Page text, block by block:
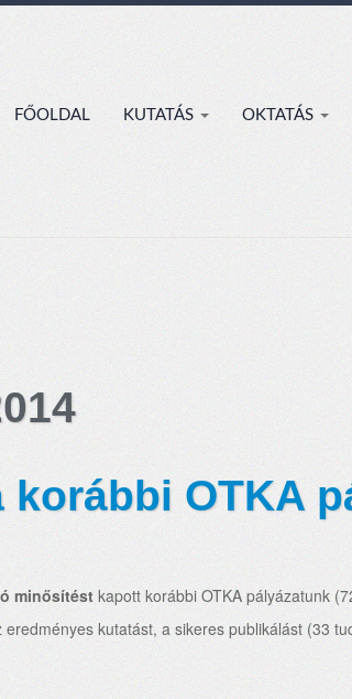
FŐOLDAL KUTATÁS OKTATÁS
OTKA
minősítést kapott korábbi OTKA pályázatunk
kutatást, a sikeres publikálást (33